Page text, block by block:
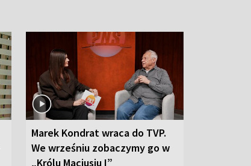
Marek Kondrat wraca do TVP.
We wrześniu zobaczymy go w
„Królu Maciusiu I”